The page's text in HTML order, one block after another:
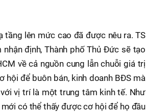
tầng lên mức cao đã được nêu ra. TS
định, Thành phố Thủ Đức sẽ tạo
về cả nguồn cung lẫn chuỗi giá trị
hội để buôn bán, kinh doanh BĐS mà
vị trí là một trung tâm kinh tế. Như
có thể thấy được cơ hội để họ đầu